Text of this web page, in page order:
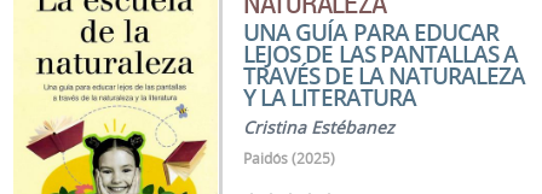
UNA GUÍA PARA EDUCAR
LEJOS DE LAS PANTALLAS A
TRAVÉS DE LA NATURALEZA
Y LA LITERATURA
Cristina Estébanez
Paidós (2025)